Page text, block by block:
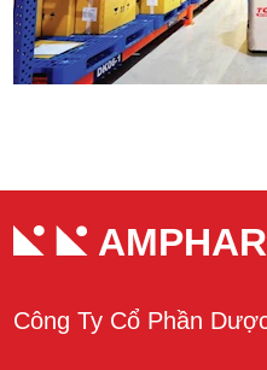
Công Ty Cổ Phần